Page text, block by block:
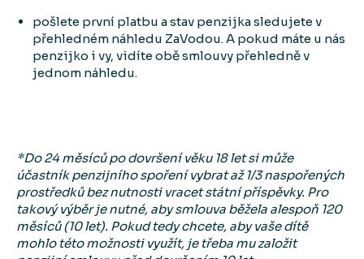
pošlete první platbu a stav penzijka sledujete v
přehledném náhledu ZaVodou. A pokud máte u nás
penzijko i vy, vidíte obě smlouvy přehledně v
jednom náhledu.
*Do 24 měsíců po dovršení věku 18 let si může
účastník penzijního spoření vybrat až 1/3 naspořených
prostředků bez nutnosti vracet státní příspěvky. Pro
takový výběr je nutné, aby smlouva běžela alespoň 120
měsíců (10 let). Pokud tedy chcete, aby vaše dítě
mohlo této možnosti využít, je třeba mu založit